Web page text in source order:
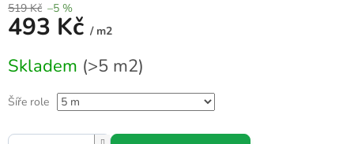
519 Kč –5 %
493 Kč / m2
cena:
Skladem (>5 m2)
Šíře role